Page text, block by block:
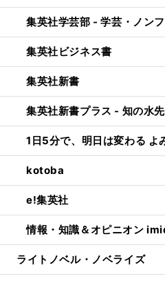
集英社学芸部 - 学芸・ノン
集英社ビジネス書
集英社新書
集英社新書プラス - 知の水
1日5分で、明日は変わる
kotoba
e!集英社
情報・知識＆オピニオン
ライトノベル・ノベライズ